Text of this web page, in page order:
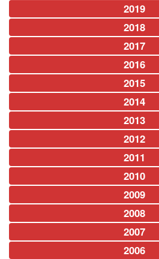
2019
2018
2017
2016
2015
2014
2013
2012
2011
2010
2009
2008
2007
2006